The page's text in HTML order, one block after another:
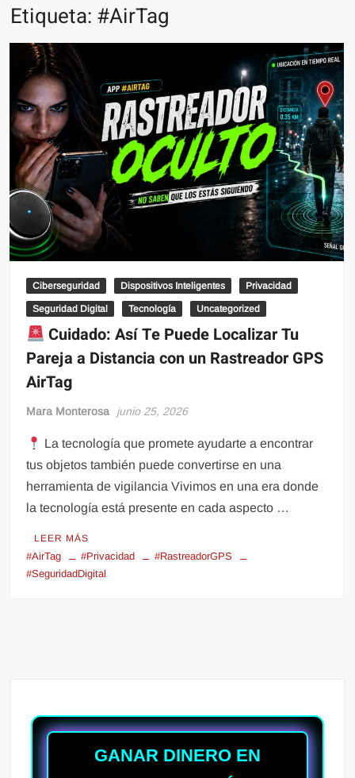
Etiqueta: #AirTag
Ciberseguridad Dispositivos Inteligentes Privacidad
Seguridad Digital Tecnología Uncategorized
Cuidado: Así Te Puede Localizar Tu
Pareja a Distancia con un Rastreador GPS
AirTag
Mara Monterosa junio 25, 2026
La tecnología que promete ayudarte a encontrar
tus objetos también puede convertirse en una
herramienta de vigilancia Vivimos en una era donde
la tecnología está presente en cada aspecto …
LEER MÁS
#AirTag #Privacidad
#RastreadorGPS
#SeguridadDigital
GANAR DINERO EN